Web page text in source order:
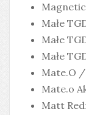
Małe
Małe
Małe
Mate.O
Mate.o
Matt